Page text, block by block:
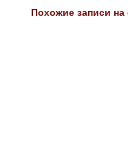
Похожие записи на